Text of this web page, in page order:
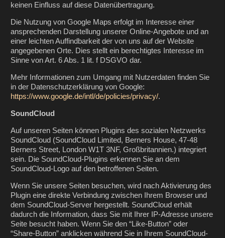
keinen Einfluss auf diese Datenübertragung.
Die Nutzung von Google Maps erfolgt im Interesse einer
ansprechenden Darstellung unserer Online-Angebote und an
einer leichten Auffindbarkeit der von uns auf der Website
angegebenen Orte. Dies stellt ein berechtigtes Interesse im
Sinne von Art. 6 Abs. 1 lit. f DSGVO dar.
Mehr Informationen zum Umgang mit Nutzerdaten finden Sie
in der Datenschutzerklärung von Google:
https://www.google.de/intl/de/policies/privacy/.
SoundCloud
Auf unseren Seiten können Plugins des sozialen Netzwerks
SoundCloud (SoundCloud Limited, Berners House, 47-48
Berners Street, London W1T 3NF, Großbritannien.) integriert
sein. Die SoundCloud-Plugins erkennen Sie an dem
SoundCloud-Logo auf den betroffenen Seiten.
Wenn Sie unsere Seiten besuchen, wird nach Aktivierung des
Plugin eine direkte Verbindung zwischen Ihrem Browser und
dem SoundCloud-Server hergestellt. SoundCloud erhält
dadurch die Information, dass Sie mit Ihrer IP-Adresse unsere
Seite besucht haben. Wenn Sie den “Like-Button” oder
“Share-Button” anklicken während Sie in Ihrem SoundCloud-